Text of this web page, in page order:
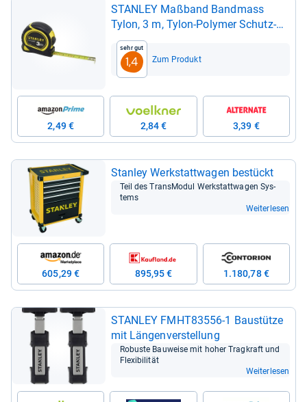
STAN­LEY Maß­band Band­mass
Tylon, 3 m, Tylon-​Poly­mer Schutz­
schicht, ver­schieb­ba­rer End­ha­ken,
Kunst­stoff­ge­häuse 1-​30-​687
Sehr gut
1,4 Zum Produkt
2,49 € 2,84 € 3,39 €
Stan­ley Werk­statt­wa­gen bestückt
Teil des Trans­Mo­dul Werk­statt­wa­gen Sys­
tems
Weiterlesen
605,29 € 895,95 € 1.180,78 €
STAN­LEY FMHT83556-​1 Bau­stütze
mit Län­gen­ver­stel­lung
Robuste Bau­weise mit hoher Trag­kraft und
Fle­xi­bi­li­tät
Weiterlesen